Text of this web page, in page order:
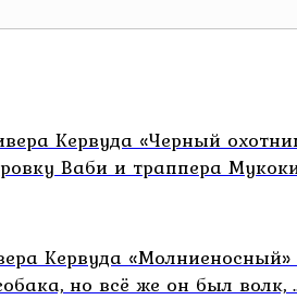
Кервуда «Черный
Ваби и траппера
Кервуда «Молниеносный»
но всё же он был волк,